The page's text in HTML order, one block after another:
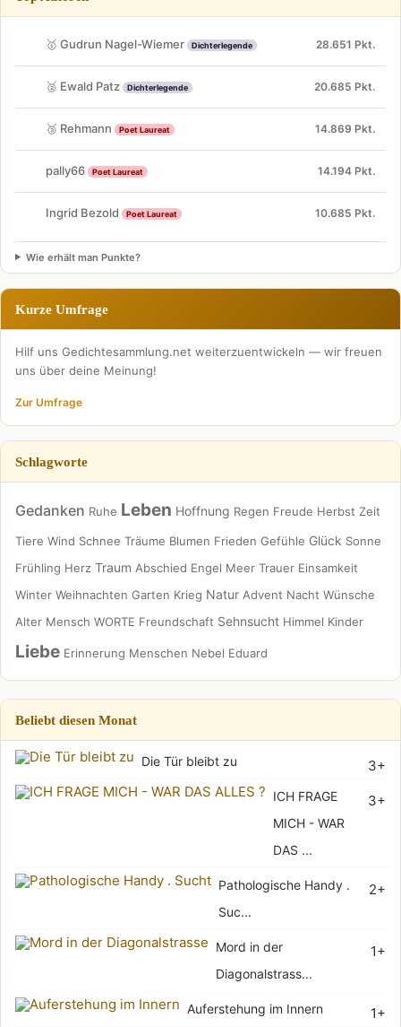
🥇 Gudrun Nagel-Wiemer Dichterlegende 28.651 Pkt.
🥈 Ewald Patz Dichterlegende 20.685 Pkt.
🥉 Rehmann Poet Laureat 14.869 Pkt.
pally66 Poet Laureat 14.194 Pkt.
Ingrid Bezold Poet Laureat 10.685 Pkt.
Wie erhält man Punkte?
Kurze Umfrage
Hilf uns Gedichtesammlung.net weiterzuentwickeln — wir freuen
uns über deine Meinung!
Zur Umfrage
Schlagworte
Gedanken Ruhe Leben Hoffnung Regen Freude Herbst Zeit
Tiere Wind Schnee Träume Blumen Frieden Gefühle Glück Sonne
Frühling Herz Traum Abschied Engel Meer Trauer Einsamkeit
Winter Weihnachten Garten Krieg Natur Advent Nacht Wünsche
Alter Mensch WORTE Freundschaft Sehnsucht Himmel Kinder
Liebe Erinnerung Menschen Nebel Eduard
Beliebt diesen Monat
3+
Die Tür bleibt zu
3+
ICH FRAGE
MICH - WAR
DAS ...
2+
Pathologische Handy .
Suc...
1+
Mord in der
Diagonalstrass...
1+
Auferstehung im Innern